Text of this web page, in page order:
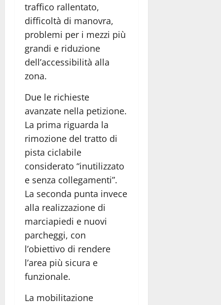
traffico rallentato,
difficoltà di manovra,
problemi per i mezzi più
grandi e riduzione
dell’accessibilità alla
zona.
Due le richieste
avanzate nella petizione.
La prima riguarda la
rimozione del tratto di
pista ciclabile
considerato “inutilizzato
e senza collegamenti”.
La seconda punta invece
alla realizzazione di
marciapiedi e nuovi
parcheggi, con
l’obiettivo di rendere
l’area più sicura e
funzionale.
La mobilitazione